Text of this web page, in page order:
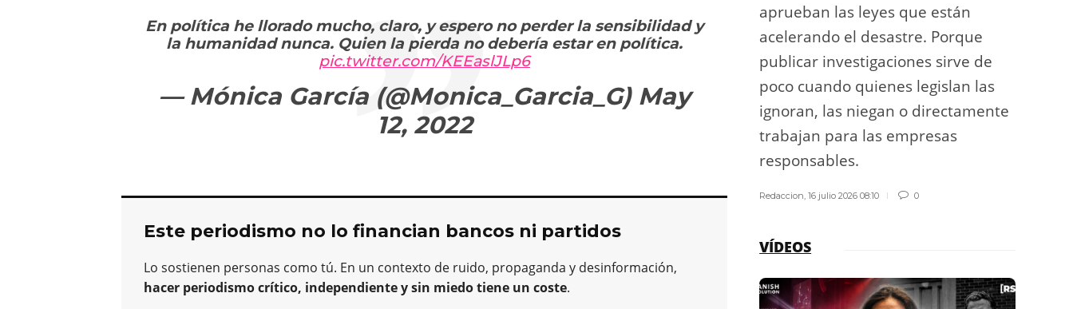
En política he llorado mucho, claro, y espero no perder la sensibilidad y
la humanidad nunca. Quien la pierda no debería estar en política.
pic.twitter.com/KEEaslJLp6
— Mónica García (@Monica_Garcia_G) May
12, 2022
Este periodismo no lo financian bancos ni partidos
Lo sostienen personas como tú. En un contexto de ruido, propaganda y desinformación,
hacer periodismo crítico, independiente y sin miedo tiene un coste.
aprueban las leyes que están
acelerando el desastre. Porque
publicar investigaciones sirve de
poco cuando quienes legislan las
ignoran, las niegan o directamente
trabajan para las empresas
responsables.
Redaccion ,16 julio 2026 08:10 0
VÍDEOS